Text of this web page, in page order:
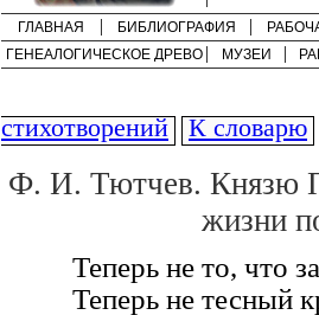
ГЛАВНАЯ БИБЛИОГРАФИЯ
ГЕНЕАЛОГИЧЕСКОЕ ДРЕВО
МУЗЕИ
стихотворений К словарю
Ф. И. Тютчев. Князю
жизни
Теперь не то, что
Теперь не тесный